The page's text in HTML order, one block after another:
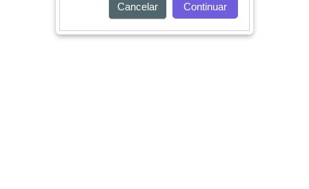
Cancelar Continuar